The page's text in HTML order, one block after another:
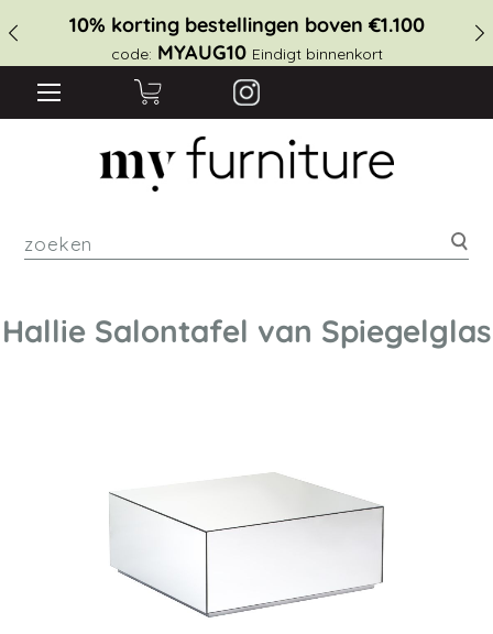
10% korting bestellingen boven €1.100
code: MYAUG10 Eindigt binnenkort
Hallie Salontafel van Spiegelglas